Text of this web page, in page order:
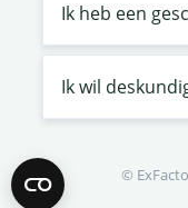
Ik heb een
Ik wil
©